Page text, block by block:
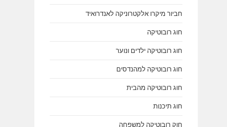
חביור מיקרו אלקטרוניקה לאנדרואיד
חוג רובוטיקה
חוג רובוטיקה ילדים ונוער
חוג רובוטיקה למהנדסים
חוג רובוטיקה מהבית
חוג תיכנות
חוק רובוטיקה למשפחה